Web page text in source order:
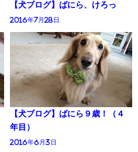
【犬ブログ】ばにら、けろっ
2016年7月28日
【犬ブログ】ばにら９歳！（４
年目）
2016年6月3日